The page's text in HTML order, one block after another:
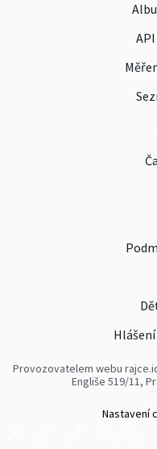
Provozovatelem webu
Engliše 519/11,
Nastavení